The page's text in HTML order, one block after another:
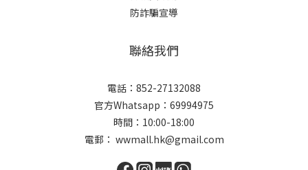
防詐騙宣導
聯絡我們
電話：852-27132088
官方Whatsapp：69994975
時間：10:00-18:00
電郵： wwmall.hk@gmail.com